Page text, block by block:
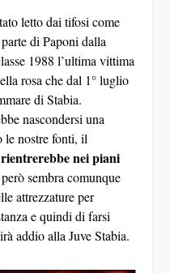
letto dai tifosi come
di Paponi dalla
1988 l’ultima vittima
rosa che dal 1° luglio
di Stabia.
nascondersi una
le nostre fonti, il
nei piani
però sembra comunque
attrezzature per
e quindi di farsi
addio alla Juve Stabia.